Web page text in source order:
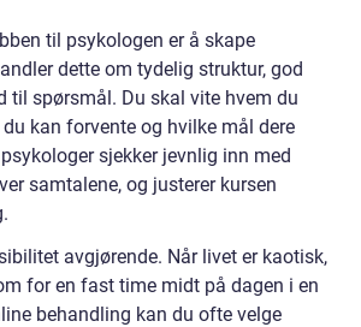
til psykologen er å skape
dette om tydelig struktur, god
til spørsmål. Du skal vite hvem du
kan forvente og hvilke mål dere
sjekker jevnlig inn med
samtalene, og justerer kursen
avgjørende. Når livet er kaotisk,
for en fast time midt på dagen i en
behandling kan du ofte velge